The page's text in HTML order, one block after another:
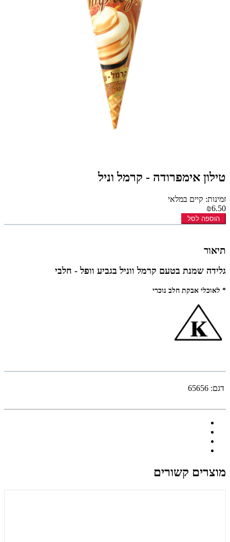
טילון אימפרודה - קרמל וניל
זמינות: קיים במלאי
₪6.50
הוספה לסל
תיאור
גלידה שמנת בטעם קרמל ווניל בגביע וופל - חלבי
* לאוכלי אבקת חלב נוכרי
דגם: 65656
מוצרים קשורים